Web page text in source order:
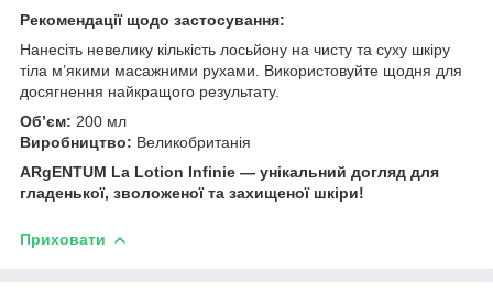
Рекомендації щодо застосування:
Нанесіть невелику кількість лосьйону на чисту та суху шкіру
тіла м’якими масажними рухами. Використовуйте щодня для
досягнення найкращого результату.
Об’єм: 200 мл
Виробництво: Великобританія
ARgENTUM La Lotion Infinie — унікальний догляд для
гладенької, зволоженої та захищеної шкіри!
Приховати